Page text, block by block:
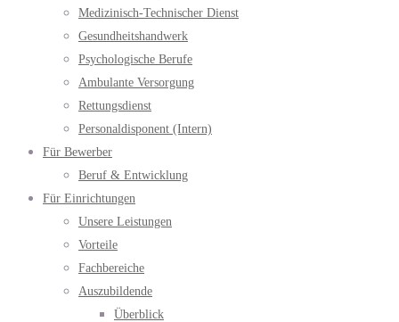
Medizinisch-Technischer Dienst
Gesundheitshandwerk
Psychologische Berufe
Ambulante Versorgung
Rettungsdienst
Personaldisponent (Intern)
Für Bewerber
Beruf & Entwicklung
Für Einrichtungen
Unsere Leistungen
Vorteile
Fachbereiche
Auszubildende
Überblick